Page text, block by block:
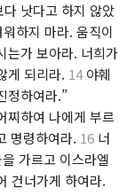
낫다고 하지 않았
하지 마라. 움직이
는가 보아라. 너희가
게 되리라. 14야훼
정하여라.”
찌하여 나에게 부르
명령하여라. 16 너
가르고 이스라엘
건너가게 하여라.